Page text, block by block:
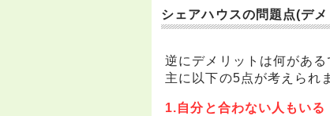
シェアハウスの問題点(デ
逆にデメリットは何がある
主に以下の5点が考えられ
1.自分と合わない人もいる